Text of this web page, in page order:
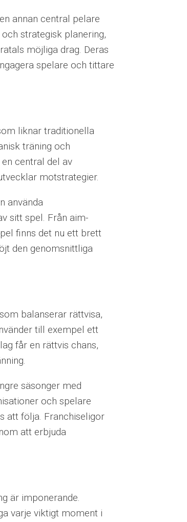
annan central pelare
strategisk planering,
möjliga drag. Deras
spelare och tittare
liknar traditionella
träning och
central del av
motstrategier.
använda
sitt spel. Från aim-
finns det nu ett brett
den genomsnittliga
balanserar rättvisa,
till exempel ett
får en rättvis chans,
säsonger med
och spelare
att följa. Franchiseligor
att erbjuda
är imponerande.
varje viktigt moment i